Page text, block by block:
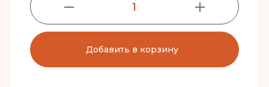
1
Добавить в корзину